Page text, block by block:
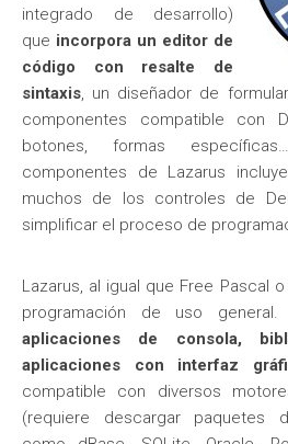
integrado de desarrollo)
que incorpora un editor de
código con resalte de
sintaxis, un diseñador de
componentes compatible con
botones, formas
componentes de Lazarus
muchos de los controles de
simplificar el proceso de
Lazarus, al igual que Free Pascal
programación de uso general.
aplicaciones de consola,
aplicaciones con interfaz
compatible con diversos
(requiere descargar paquetes